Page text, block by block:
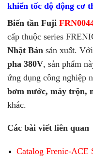
khiển tốc độ động cơ
Biến tần Fuji
cấp thuộc series
Nhật Bản sản xuất.
pha 380V, sản phẩm
ứng dụng công nghiệp
bơm nước, máy trộn,
khác.
Các bài viết liên quan
Catalog Frenic-ACE